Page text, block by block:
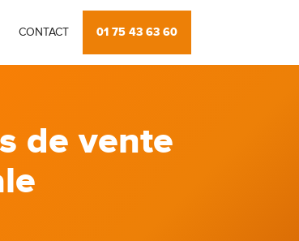
CONTACT 01 75 43 63 60
de vente